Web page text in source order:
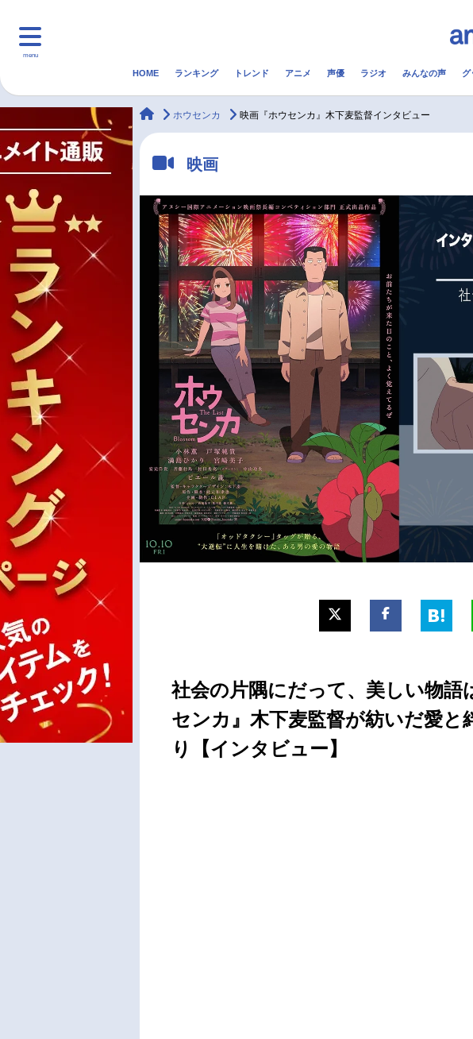
menu
マンガ・ラノベ ゲーム・アプリ
アニメ記事一覧
声優記事一覧
実写化
男性声
HOME ランキング トレンド アニメ 声優 ラジオ みんなの声 グ
animateTimes
ホウセンカ 映画『ホウセンカ』木下麦監督インタビュー
映画
社会の片隅にだって、美しい物語
センカ』木下麦監督が紡いだ愛と
り【インタビュー】